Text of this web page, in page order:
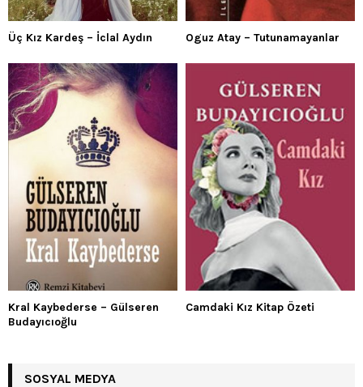
Üç Kız Kardeş – İclal Aydın Oguz Atay – Tutunamayanlar
Kral Kaybederse – Gülseren
Budayıcıoğlu
Camdaki Kız Kitap Özeti
SOSYAL MEDYA